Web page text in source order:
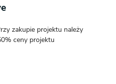
zakupie projektu należy
ceny projektu